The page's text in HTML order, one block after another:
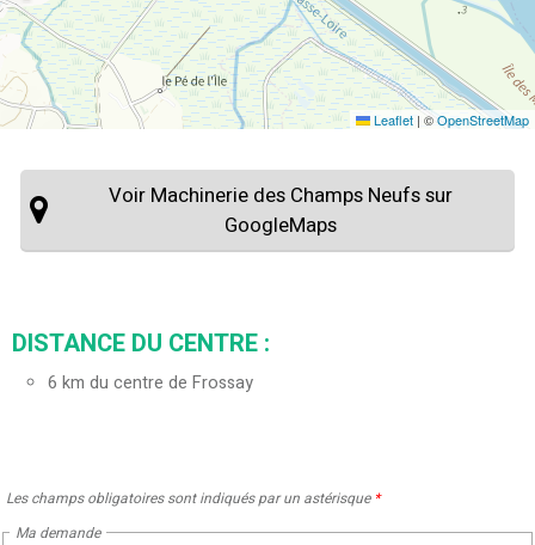
Leaflet | ©OpenStreetMap
Voir Machinerie des Champs Neufs sur
GoogleMaps
DISTANCE DU CENTRE :
6 km du centre de Frossay
Les champs obligatoires sont indiqués par un astérisque *
Ma demande